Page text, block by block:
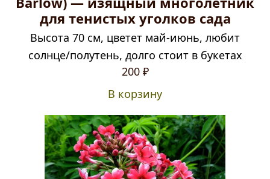
для тенистых уголков сада
Высота 70 см, цветет май-июнь, любит
солнце/полутень, долго стоит в букетах
200 ₽
В корзину